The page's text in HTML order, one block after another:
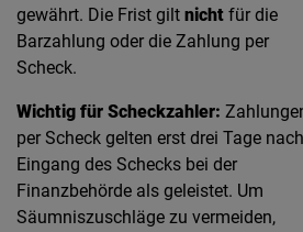
gewährt. Die Frist gilt nicht für die
Barzahlung oder die Zahlung per
Scheck.
Wichtig für Scheckzahler:
per Scheck gelten erst drei Tage nach
Eingang des Schecks bei der
Finanzbehörde als geleistet. Um
Säumniszuschläge zu vermeiden,